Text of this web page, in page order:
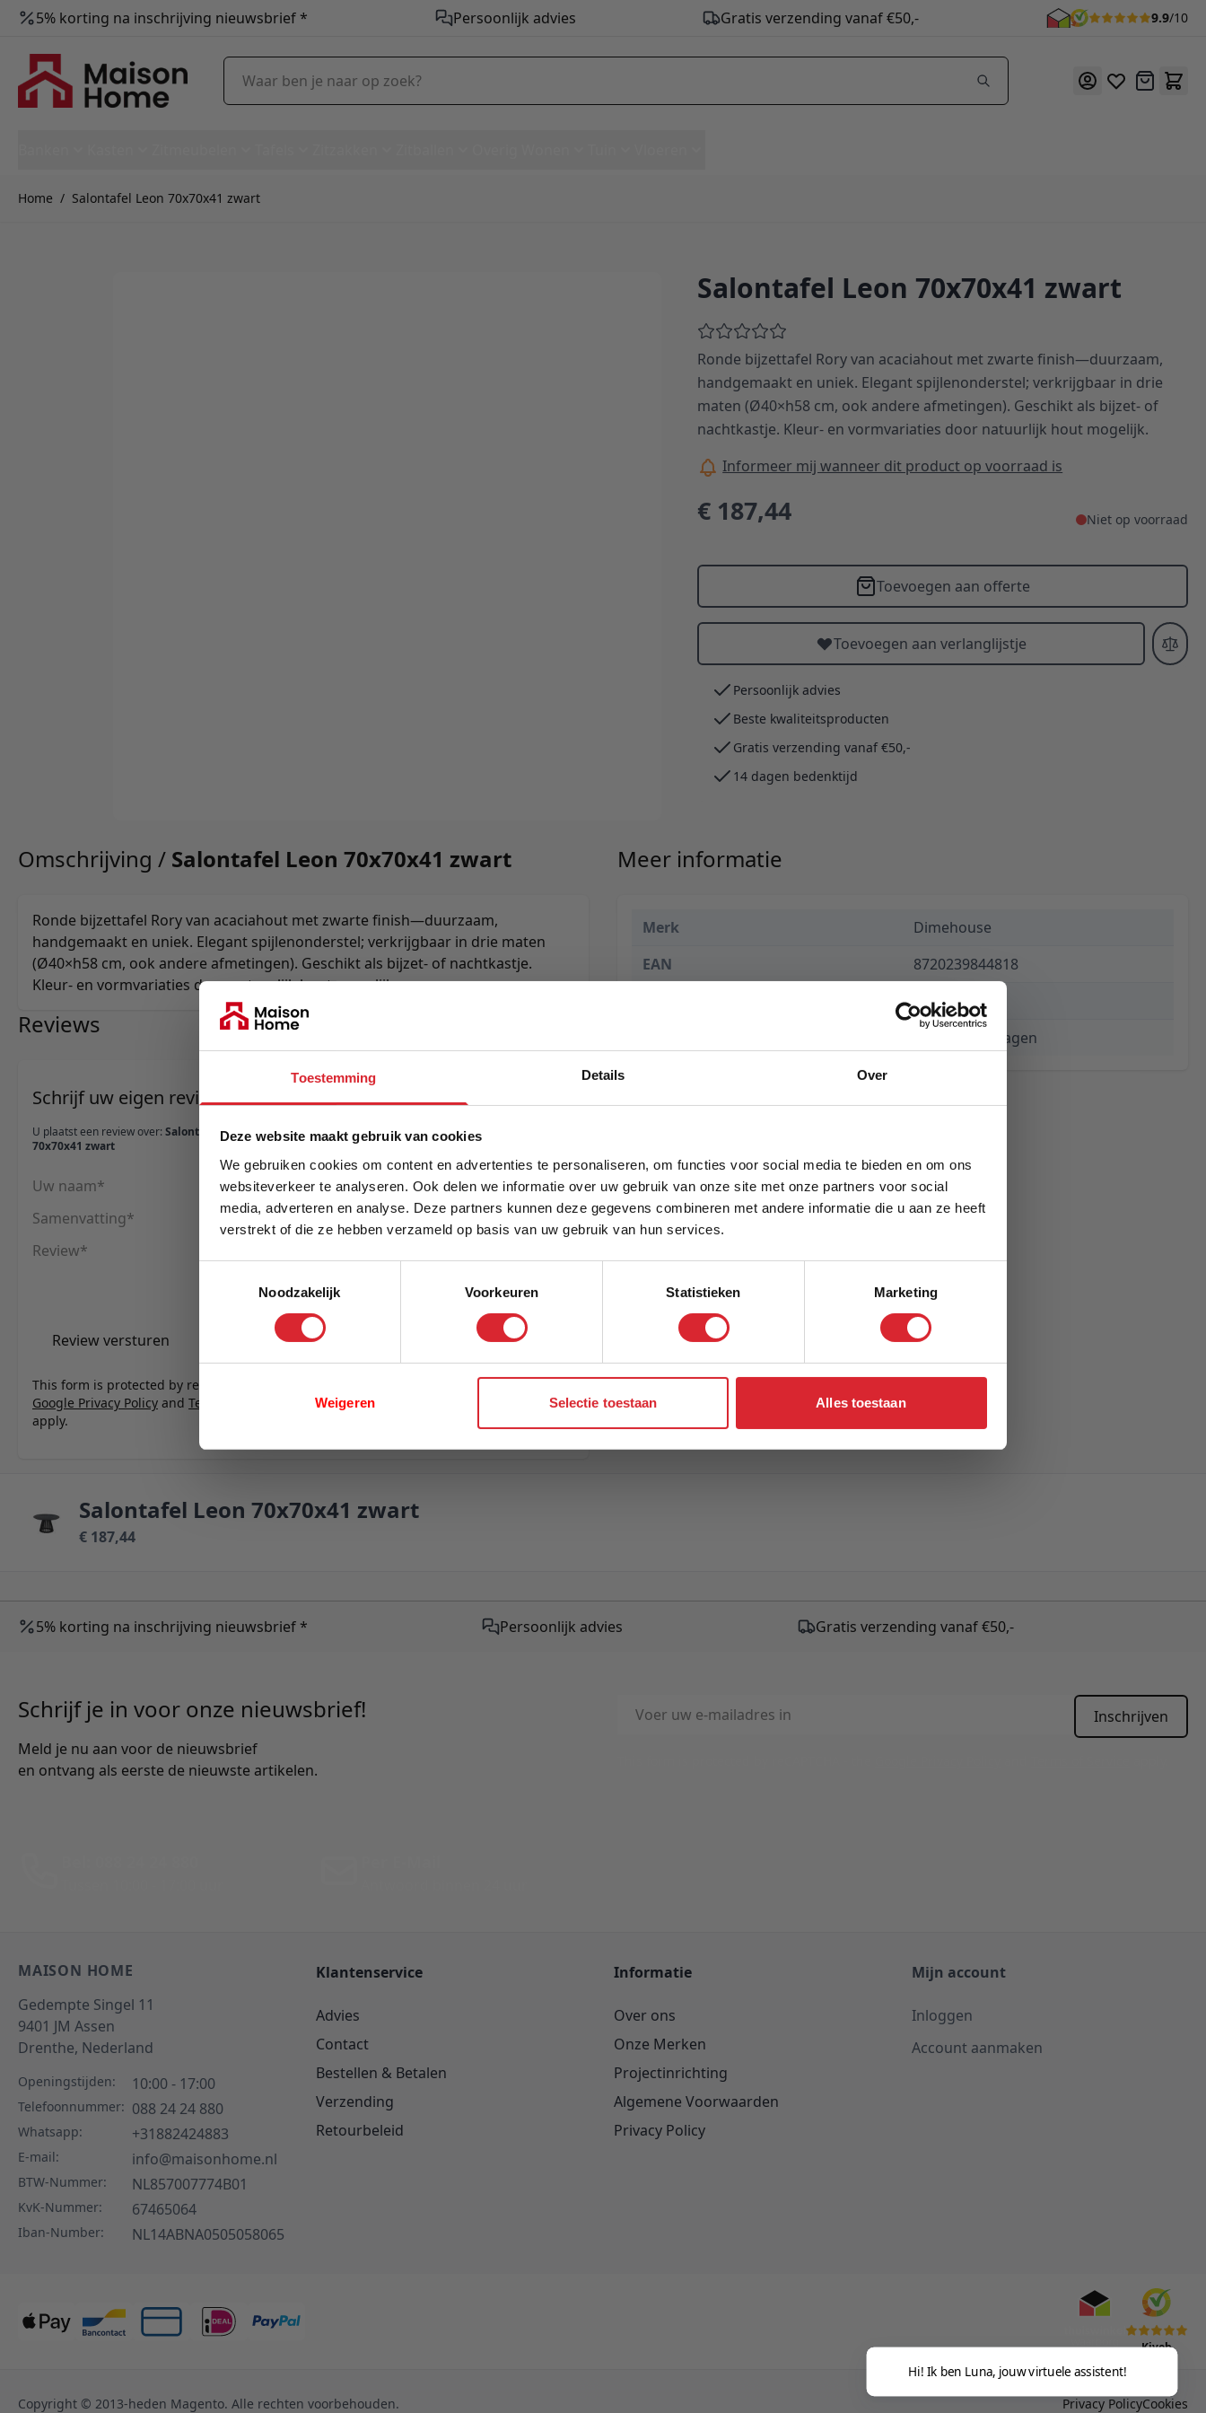
Toestemming Details Over
Deze website maakt gebruik van cookies
We gebruiken cookies om content en advertenties te personaliseren, om functies voor social media te bieden en om ons
websiteverkeer te analyseren. Ook delen we informatie over uw gebruik van onze site met onze partners voor social
media, adverteren en analyse. Deze partners kunnen deze gegevens combineren met andere informatie die u aan ze heeft
verstrekt of die ze hebben verzameld op basis van uw gebruik van hun services.
Noodzakelijk
Voorkeuren Statistieken Marketing
Weigeren Selectie toestaan Alles toestaan
5% korting na inschrijving nieuwsbrief * Persoonlijk advies Gratis verzending vanaf €50,- 9.9/10
Offerte
Waar ben je naar op zoek?
Home / Salontafel Leon 70x70x41 zwart
Salontafel Leon 70x70x41 zwart
Ronde bijzettafel Rory van acaciahout met zwarte finish—duurzaam,
handgemaakt en uniek. Elegant spijlenonderstel; verkrijgbaar in drie
maten (Ø40×h58 cm, ook andere afmetingen). Geschikt als bijzet- of
nachtkastje. Kleur- en vormvariaties door natuurlijk hout mogelijk.
Informeer mij wanneer dit product op voorraad is
€ 187,44 Niet op voorraad
Toevoegen aan offerte
Toevoegen aan verlanglijstje
Persoonlijk advies
Beste kwaliteitsproducten
Gratis verzending vanaf €50,-
14 dagen bedenktijd
Omschrijving / Salontafel Leon 70x70x41 zwart
Ronde bijzettafel Rory van acaciahout met zwarte finish—duurzaam,
handgemaakt en uniek. Elegant spijlenonderstel; verkrijgbaar in drie maten
(Ø40×h58 cm, ook andere afmetingen). Geschikt als bijzet- of nachtkastje.
Kleur- en vormvariaties door natuurlijk hout mogelijk.
Reviews
Schrijf uw eigen review
U plaatst een review over: Salontafel Leon
70x70x41 zwart
Uw naam
Samenvatting
Review
Review versturen
This form is protected by reCAPTCHA - the
Google Privacy Policy and Terms of Service
apply.
Meer informatie
Merk
Dimehouse
EAN
8720239844818
€ 187,44
3 tot 5 werkdagen
Salontafel Leon 70x70x41 zwart
€ 187,44
5% korting na inschrijving nieuwsbrief * Persoonlijk advies Gratis verzending vanaf €50,-
Schrijf je in voor onze nieuwsbrief!
Meld je nu aan voor de nieuwsbrief
en ontvang als eerste de nieuwste artikelen.
E-mailadres
Inschrijven
MAISON HOME
Gedempte Singel 11
9401 JM Assen
Drenthe, Nederland
Openingstijden: 10:00 - 17:00
Telefoonnummer: 088 24 24 880
Whatsapp: +31882424883
E-mail: info@maisonhome.nl
BTW-Nummer: NL857007774B01
KvK-Nummer: 67465064
Iban-Number: NL14ABNA0505058065
Klantenservice
Advies
Contact
Bestellen & Betalen
Verzending
Retourbeleid
Informatie
Over ons
Onze Merken
Projectinrichting
Algemene Voorwaarden
Privacy Policy
Mijn account
Inloggen
Account aanmaken
Kiyoh
Copyright © 2013-heden Magento. Alle rechten voorbehouden. Privacy PolicyCookies
Hi! Ik ben Luna, jouw virtuele assistent!
5% Korting
Schrijf je in en ontvang direct een kortingscode